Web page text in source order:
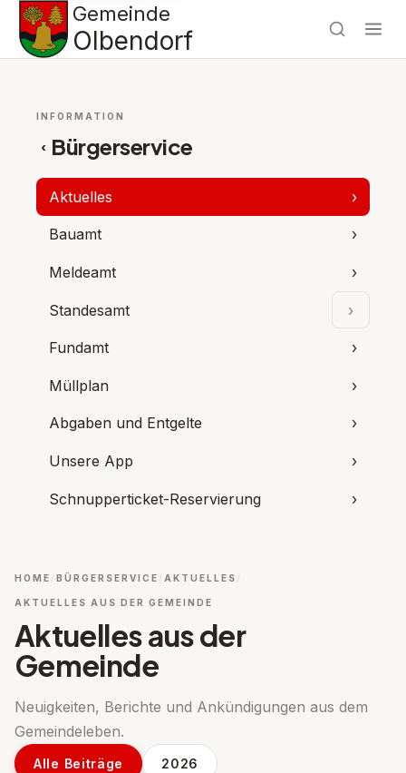
Gemeinde
Olbendorf
INFORMATION
‹ Bürgerservice
Aktuelles ›
Bauamt ›
Meldeamt ›
Standesamt ›
Fundamt
›
Müllplan ›
Abgaben und Entgelte ›
Unsere App ›
Schnupperticket-Reservierung ›
HOME BÜRGERSERVICE AKTUELLES
AKTUELLES AUS DER GEMEINDE
Aktuelles aus der
Gemeinde
Neuigkeiten, Berichte und Ankündigungen aus dem
Gemeindeleben.
Alle Beiträge 2026